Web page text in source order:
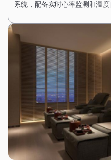
系统，配备实时心率监测和温